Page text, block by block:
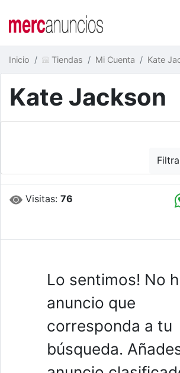
Inicio Tiendas Mi Cuenta Kate
Kate Jackson
Visitas:76
Lo sentimos! No
anuncio que
corresponda a tu
búsqueda.